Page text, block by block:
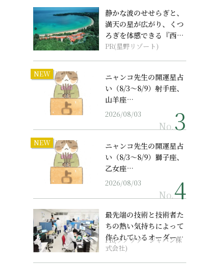
静かな波のせせらぎと、
満天の星が広がり、くつ
ろぎを体感できる『西表
島ホテル by...
PR(星野リゾート)
NEW
ニャンコ先生の開運星占
い（8/3～8/9）射手座、
山羊座…
2026/08/03
No.
NEW
ニャンコ先生の開運星占
い（8/3～8/9）獅子座、
乙女座…
2026/08/03
No.
最先端の技術と技術者た
ちの熱い気持ちによって
作られているオーダーメ
イド補聴器
PR(ソノヴァ・ジャパン株
式会社)